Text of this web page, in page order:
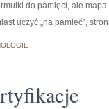
do pamięci, ale
uczyć „na pamięć”,